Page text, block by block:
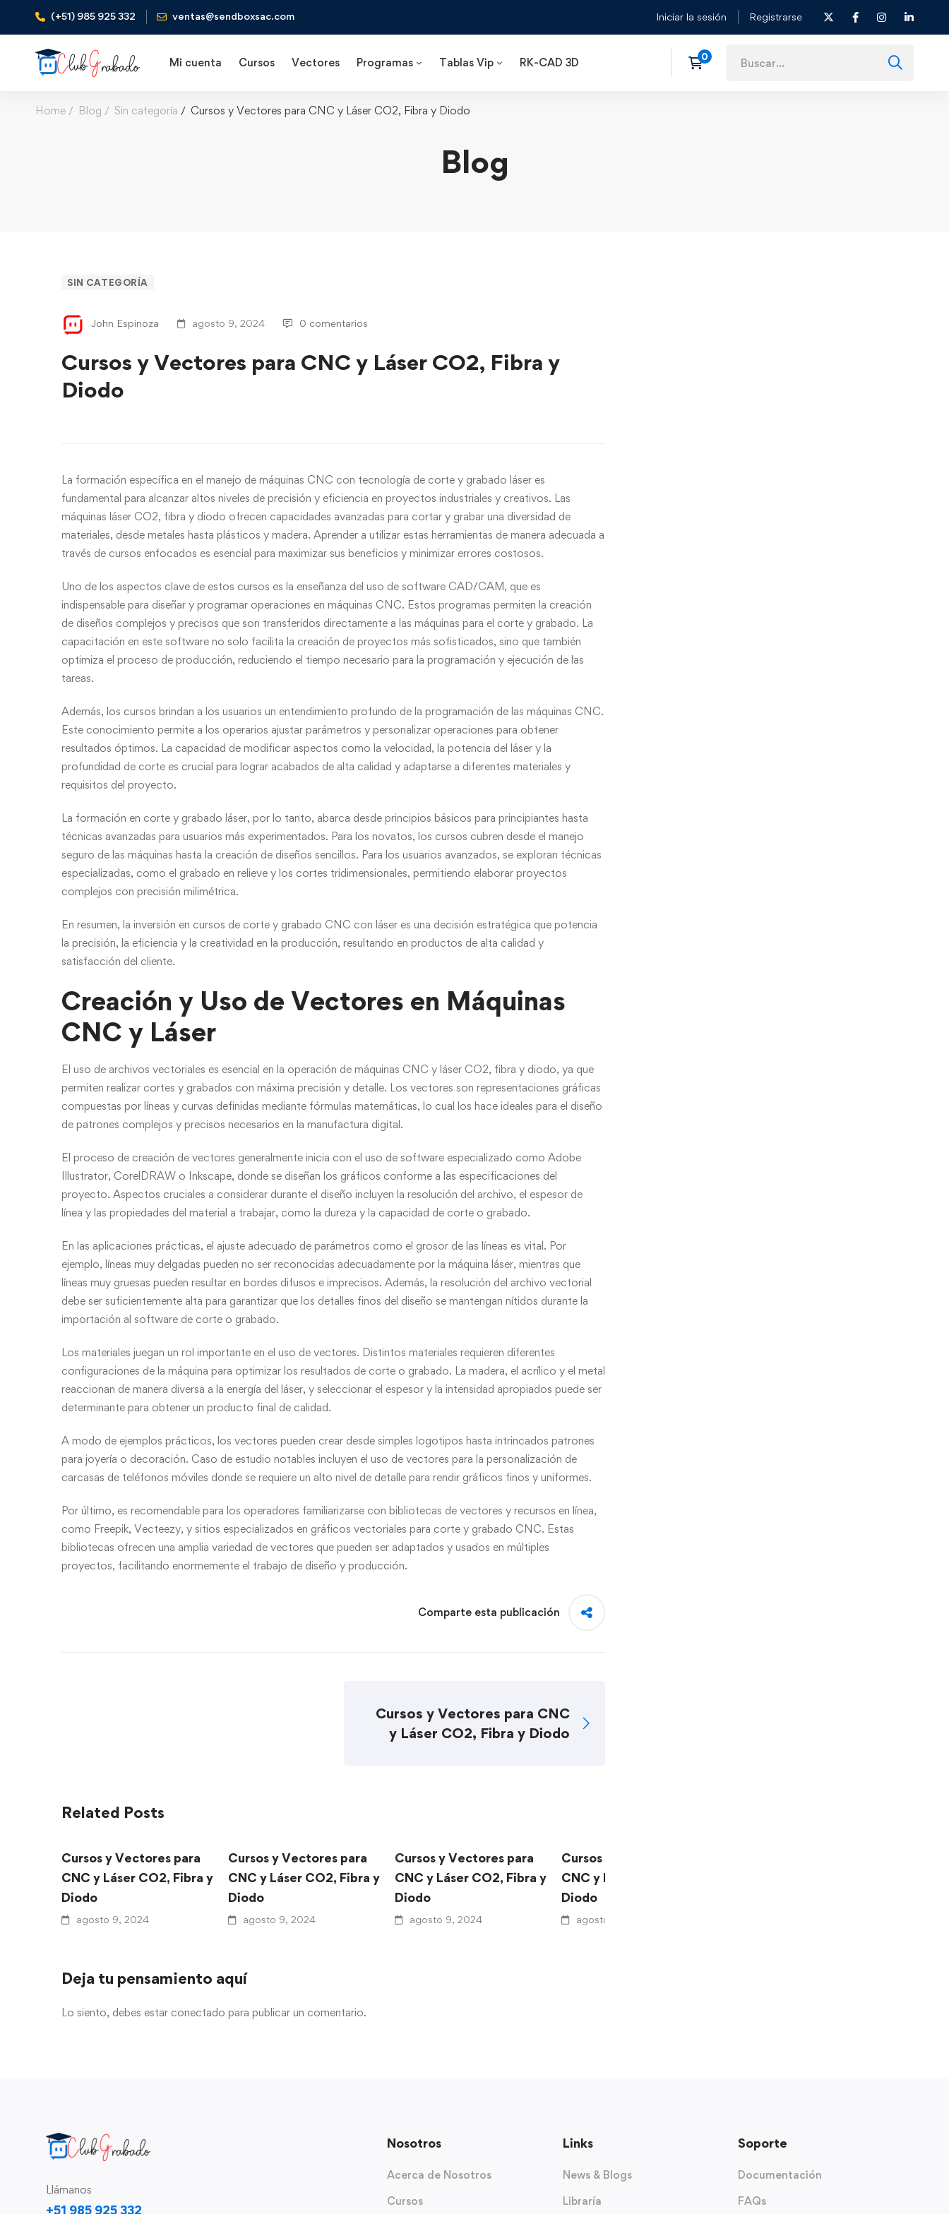
(+51) 985 925 332 ventas@sendboxsac.com Iniciar la sesión Registrarse
Mi cuenta Cursos Vectores Programas Tablas Vip RK-CAD 3D
Home Blog Sin categoría Cursos y Vectores para CNC y Láser CO2, Fibra y Diodo
Blog
SIN CATEGORÍA
John Espinoza agosto 9, 2024 0 comentarios
Cursos y Vectores para CNC y Láser CO2, Fibra y
Diodo
La formación específica en el manejo de máquinas CNC con tecnología de corte y grabado láser es
fundamental para alcanzar altos niveles de precisión y eficiencia en proyectos industriales y creativos. Las
máquinas láser CO2, fibra y diodo ofrecen capacidades avanzadas para cortar y grabar una diversidad de
materiales, desde metales hasta plásticos y madera. Aprender a utilizar estas herramientas de manera adecuada a
través de cursos enfocados es esencial para maximizar sus beneficios y minimizar errores costosos.
Uno de los aspectos clave de estos cursos es la enseñanza del uso de software CAD/CAM, que es
indispensable para diseñar y programar operaciones en máquinas CNC. Estos programas permiten la creación
de diseños complejos y precisos que son transferidos directamente a las máquinas para el corte y grabado. La
capacitación en este software no solo facilita la creación de proyectos más sofisticados, sino que también
optimiza el proceso de producción, reduciendo el tiempo necesario para la programación y ejecución de las
tareas.
Además, los cursos brindan a los usuarios un entendimiento profundo de la programación de las máquinas CNC.
Este conocimiento permite a los operarios ajustar parámetros y personalizar operaciones para obtener
resultados óptimos. La capacidad de modificar aspectos como la velocidad, la potencia del láser y la
profundidad de corte es crucial para lograr acabados de alta calidad y adaptarse a diferentes materiales y
requisitos del proyecto.
La formación en corte y grabado láser, por lo tanto, abarca desde principios básicos para principiantes hasta
técnicas avanzadas para usuarios más experimentados. Para los novatos, los cursos cubren desde el manejo
seguro de las máquinas hasta la creación de diseños sencillos. Para los usuarios avanzados, se exploran técnicas
especializadas, como el grabado en relieve y los cortes tridimensionales, permitiendo elaborar proyectos
complejos con precisión milimétrica.
En resumen, la inversión en cursos de corte y grabado CNC con láser es una decisión estratégica que potencia
la precisión, la eficiencia y la creatividad en la producción, resultando en productos de alta calidad y
satisfacción del cliente.
Creación y Uso de Vectores en Máquinas
CNC y Láser
El uso de archivos vectoriales es esencial en la operación de máquinas CNC y láser CO2, fibra y diodo, ya que
permiten realizar cortes y grabados con máxima precisión y detalle. Los vectores son representaciones gráficas
compuestas por líneas y curvas definidas mediante fórmulas matemáticas, lo cual los hace ideales para el diseño
de patrones complejos y precisos necesarios en la manufactura digital.
El proceso de creación de vectores generalmente inicia con el uso de software especializado como Adobe
Illustrator, CorelDRAW o Inkscape, donde se diseñan los gráficos conforme a las especificaciones del
proyecto. Aspectos cruciales a considerar durante el diseño incluyen la resolución del archivo, el espesor de
línea y las propiedades del material a trabajar, como la dureza y la capacidad de corte o grabado.
En las aplicaciones prácticas, el ajuste adecuado de parámetros como el grosor de las líneas es vital. Por
ejemplo, líneas muy delgadas pueden no ser reconocidas adecuadamente por la máquina láser, mientras que
líneas muy gruesas pueden resultar en bordes difusos e imprecisos. Además, la resolución del archivo vectorial
debe ser suficientemente alta para garantizar que los detalles finos del diseño se mantengan nítidos durante la
importación al software de corte o grabado.
Los materiales juegan un rol importante en el uso de vectores. Distintos materiales requieren diferentes
configuraciones de la máquina para optimizar los resultados de corte o grabado. La madera, el acrílico y el metal
reaccionan de manera diversa a la energía del láser, y seleccionar el espesor y la intensidad apropiados puede ser
determinante para obtener un producto final de calidad.
A modo de ejemplos prácticos, los vectores pueden crear desde simples logotipos hasta intrincados patrones
para joyería o decoración. Caso de estudio notables incluyen el uso de vectores para la personalización de
carcasas de teléfonos móviles donde se requiere un alto nivel de detalle para rendir gráficos finos y uniformes.
Por último, es recomendable para los operadores familiarizarse con bibliotecas de vectores y recursos en línea,
como Freepik, Vecteezy, y sitios especializados en gráficos vectoriales para corte y grabado CNC. Estas
bibliotecas ofrecen una amplia variedad de vectores que pueden ser adaptados y usados en múltiples
proyectos, facilitando enormemente el trabajo de diseño y producción.
Comparte esta publicación
Cursos y Vectores para CNC
y Láser CO2, Fibra y Diodo
Related Posts
Cursos y Vectores para
CNC y Láser CO2, Fibra y
Diodo
agosto 9, 2024
Cursos y Vectores para
CNC y Láser CO2, Fibra y
Diodo
agosto 9, 2024
Cursos y Vectores para
CNC y Láser CO2, Fibra y
Diodo
agosto 9, 2024
Cursos y Vectores para
CNC y Láser CO2, Fibra y
Diodo
agosto 9, 2024
Deja tu pensamiento aquí
Lo siento, debes estar conectado para publicar un comentario.
Llámanos
+51 985 925 332
Nosotros
Acerca de Nosotros
Cursos
Links
News & Blogs
Libraría
Soporte
Documentación
FAQs